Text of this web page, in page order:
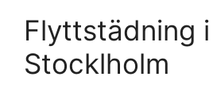
Flyttstädning i
Stocklholm